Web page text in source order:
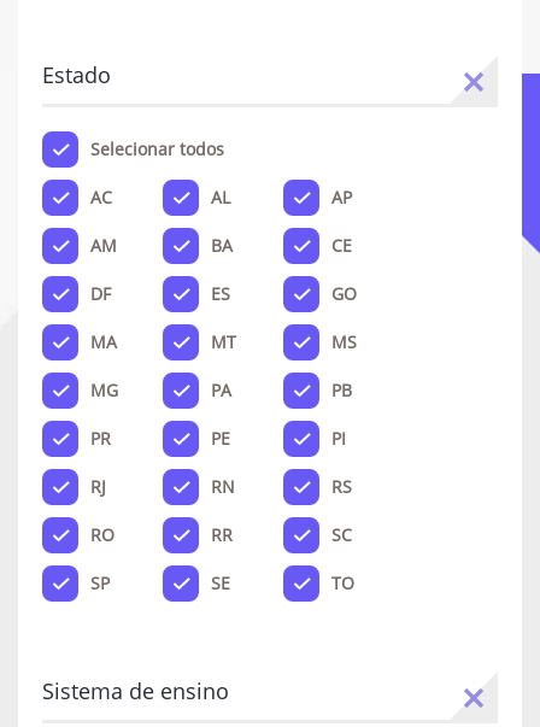
Estado
Selecionar todos
AC AL AP
AM BA CE
DF ES GO
MA MT MS
MG PA PB
PR PE PI
RJ RN RS
RO RR SC
SP SE TO
Sistema de ensino